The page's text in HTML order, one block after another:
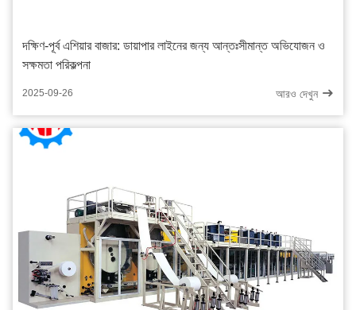
দক্ষিণ-পূর্ব এশিয়ার বাজার: ডায়াপার লাইনের জন্য আন্তঃসীমান্ত অভিযোজন ও
সক্ষমতা পরিকল্পনা
2025-09-26 আরও দেখুন